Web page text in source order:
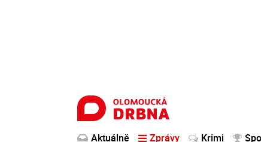
Aktuálně Zprávy Krimi